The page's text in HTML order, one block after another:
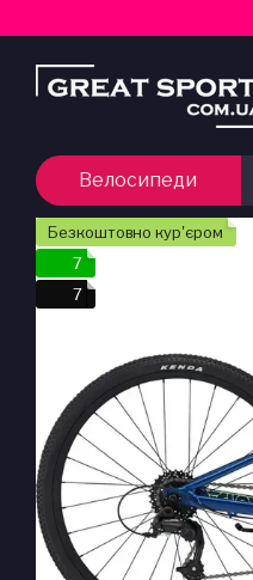
Велосипеди
Безкоштовно кур'єром
7
7